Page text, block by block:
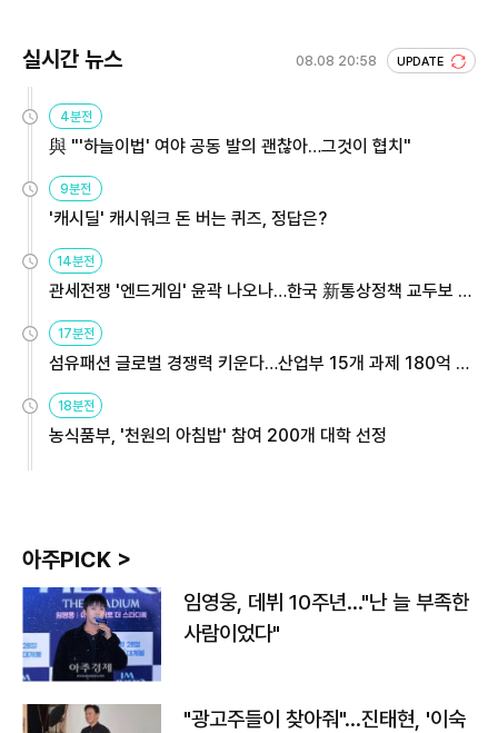
실시간 뉴스 08.08 20:58 UPDATE
4분전
與 "'하늘이법' 여야 공동 발의 괜찮아…그것이 협치"
9분전
'캐시딜' 캐시워크 돈 버는 퀴즈, 정답은?
14분전
관세전쟁 '엔드게임' 윤곽 나오나…한국 新통상정책 교두보 활
17분전
섬유패션 글로벌 경쟁력 키운다…산업부 15개 과제 180억 지
18분전
농식품부, '천원의 아침밥' 참여 200개 대학 선정
아주PICK >
임영웅, 데뷔 10주년…"난 늘 부족한
사람이었다"
"광고주들이 찾아줘"…진태현, '이숙